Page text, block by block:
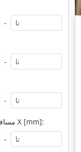
-
-
-
مسافت جابجایی محور X [mm]:
-